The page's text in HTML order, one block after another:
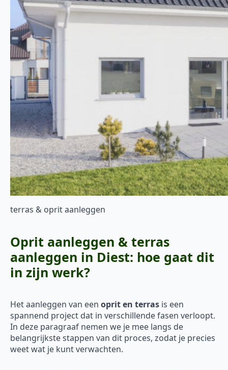
terras & oprit aanleggen
Oprit aanleggen & terras
aanleggen in Diest: hoe gaat dit
in zijn werk?
Het aanleggen van een oprit en terras is een
spannend project dat in verschillende fasen verloopt.
In deze paragraaf nemen we je mee langs de
belangrijkste stappen van dit proces, zodat je precies
weet wat je kunt verwachten.